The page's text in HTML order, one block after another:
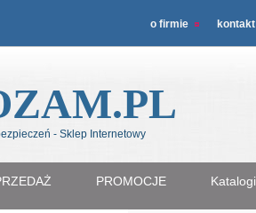
o firmie kontakt
- Sklep Internetowy
PROMOCJE